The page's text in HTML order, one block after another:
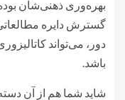
بهره‌وری ذهنی‌شان
گسترش دایره
دور، می‌تواند
باشد.
شاید شما هم از آن